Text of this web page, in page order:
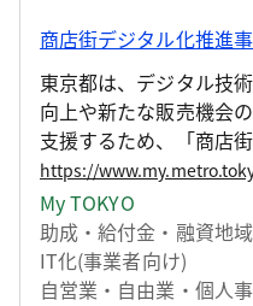
商店街デジタル化推進
東京都は、デジタル技
向上や新たな販売機会
支援するため、「商店
施しています。 キャッ
発・構築などデジタル
の支援と、本事業で過
合、効果的に機器等の
ートを行うことで、商
My TOKYO
助成・給付金・融資地
IT化(事業者向け)
自営業・自由業・個人